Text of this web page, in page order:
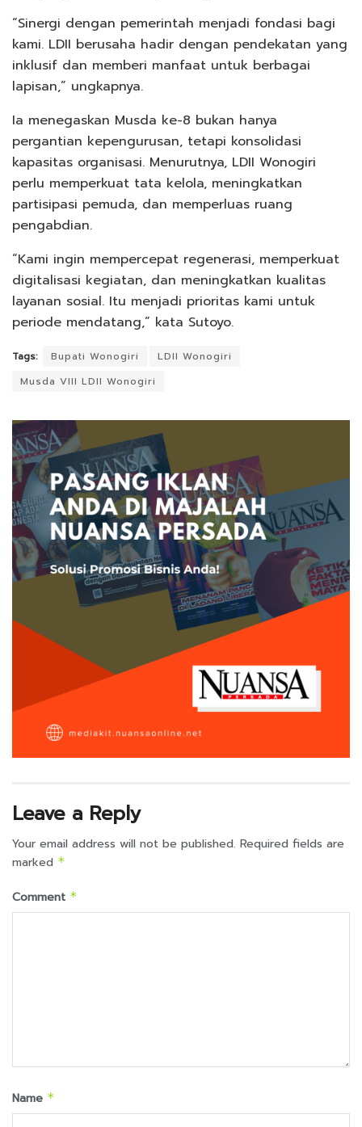
“Sinergi dengan pemerintah menjadi fondasi bagi
kami. LDII berusaha hadir dengan pendekatan yang
inklusif dan memberi manfaat untuk berbagai
lapisan,” ungkapnya.
Ia menegaskan Musda ke-8 bukan hanya
pergantian kepengurusan, tetapi konsolidasi
kapasitas organisasi. Menurutnya, LDII Wonogiri
perlu memperkuat tata kelola, meningkatkan
partisipasi pemuda, dan memperluas ruang
pengabdian.
“Kami ingin mempercepat regenerasi, memperkuat
digitalisasi kegiatan, dan meningkatkan kualitas
layanan sosial. Itu menjadi prioritas kami untuk
periode mendatang,” kata Sutoyo.
Tags: Bupati Wonogiri
LDII Wonogiri
Musda VIII LDII Wonogiri
Leave a Reply
Your email address will not be published. Required fields are
marked *
Comment *
Name *